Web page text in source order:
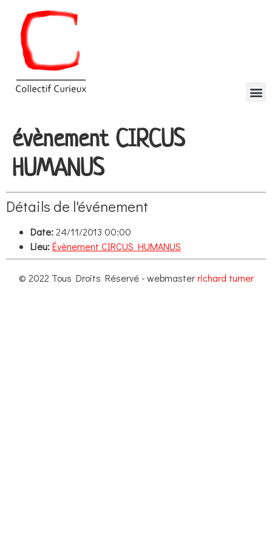
évènement CIRCUS
HUMANUS
Détails de l'événement
Date:24/11/2013 00:00
Lieu:Évènement CIRCUS HUMANUS
© 2022 Tous Droits Réservé - webmasterrichard turner